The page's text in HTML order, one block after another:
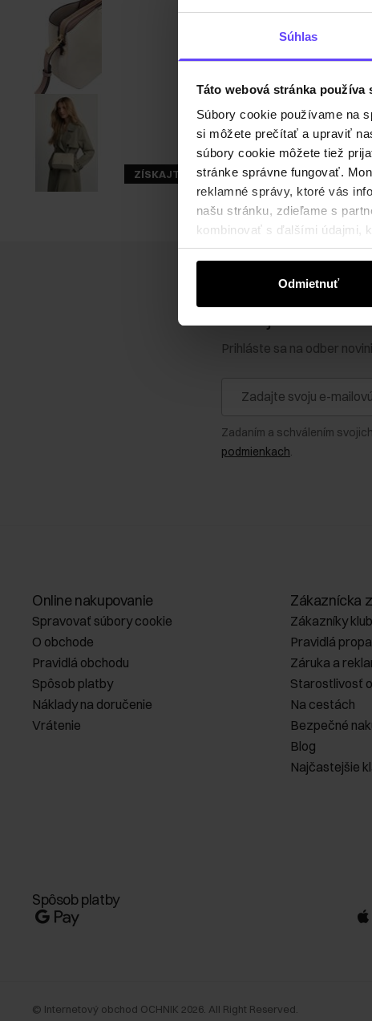
Súhlas
Táto webová stránka používa
Súbory cookie používame na
si môžete prečítať a upraviť
súbory cookie môžete tiež
stránke správne fungovať.
reklamné správy, ktoré vás
našu stránku, zdieľame s
kombinovať s ďalšími údajmi,
Odmietnuť
ZÍSKAJTE -30%
Prihláste sa na odber
Zadaním a schválením
podmienkach.
Online nakupovanie
Spravovať súbory cookie
O obchode
Pravidlá obchodu
Spôsob platby
Náklady na doručenie
Vrátenie
Zákaznícka
Zákazníky klub
Pravidlá
Záruka a
Starostlivosť
Na cestách
Bezpečné
Blog
Najčastejšie
Spôsob platby
© Internetový obchod OCHNIK 2026 . All Right Reserved.